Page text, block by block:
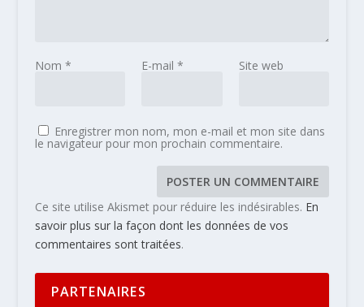
Nom * E-mail * Site web
Enregistrer mon nom, mon e-mail et mon site dans
le navigateur pour mon prochain commentaire.
Ce site utilise Akismet pour réduire les indésirables. En
savoir plus sur la façon dont les données de vos
commentaires sont traitées.
PARTENAIRES